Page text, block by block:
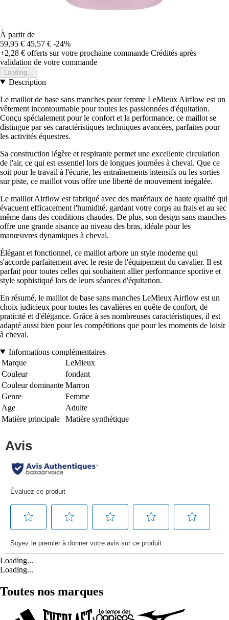
À partir de
59,95 € 45,57 € -24%
+2,28 € offerts sur votre prochaine commande Crédités après
validation de votre commande
Loading...
Description
Le maillot de base sans manches pour femme LeMieux Airflow est un
vêtement incontournable pour toutes les passionnées d'équitation.
Conçu spécialement pour le confort et la performance, ce maillot se
distingue par ses caractéristiques techniques avancées, parfaites pour
les activités équestres.
Sa construction légère et respirante permet une excellente circulation
de l'air, ce qui est essentiel lors de longues journées à cheval. Que ce
soit pour le travail à l'écurie, les entraînements intensifs ou les sorties
sur piste, ce maillot vous offre une liberté de mouvement inégalée.
Le maillot Airflow est fabriqué avec des matériaux de haute qualité qui
évacuent efficacement l'humidité, gardant votre corps au frais et au sec
même dans des conditions chaudes. De plus, son design sans manches
offre une grande aisance au niveau des bras, idéale pour les
manœuvres dynamiques à cheval.
Élégant et fonctionnel, ce maillot arbore un style moderne qui
s'accorde parfaitement avec le reste de l'équipement du cavalier. Il est
parfait pour toutes celles qui souhaitent allier performance sportive et
style sophistiqué lors de leurs séances d'équitation.
En résumé, le maillot de base sans manches LeMieux Airflow est un
choix judicieux pour toutes les cavalières en quête de confort, de
praticité et d'élégance. Grâce à ses nombreuses caractéristiques, il est
adapté aussi bien pour les compétitions que pour les moments de loisir
à cheval.
Informations complémentaires
Marque
LeMieux
Couleur
fondant
Couleur dominante Marron
Genre
Femme
Age
Adulte
Matière principale
Matière synthétique
Loading...
Loading...
Toutes nos marques